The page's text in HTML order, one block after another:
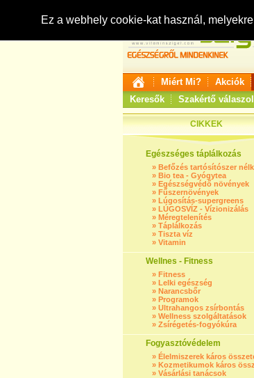
Ez a webhely cookie-kat használ,
Miért Mi? Akciók
Keresők
Szakértő válaszol
CIKKEK
Egészséges táplálkozás
» Befőzés tartósítószer
» Bio tea - Gyógytea
» Egészségvédő növények
» Fűszernövények
» Lúgosítás-supergreens
» LÚGOSVÍZ - Vízionizálás
» Méregtelenítés
» Táplálkozás
» Tiszta víz
» Vitamin
Wellnes - Fitness
» Fitness
» Lelki egészség
» Narancsbőr
» Programok
» Ultrahangos zsírbontás
» Wellness szolgáltatások
» Zsírégetés-fogyókúra
Fogyasztóvédelem
» Élelmiszerek káros
» Kozmetikumok káros
» Vásárlási tanácsok